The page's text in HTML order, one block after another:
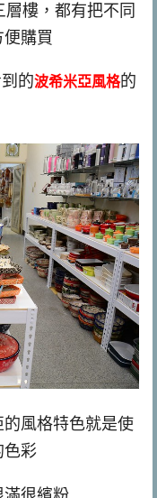
層樓，都有把不同
購買
的波希米亞風格的
風格特色就是使
色彩